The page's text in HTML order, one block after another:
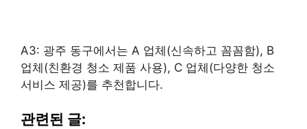
A3: 광주 동구에서는 A 업체(신속하고 꼼꼼함), B
업체(친환경 청소 제품 사용), C 업체(다양한 청소
서비스 제공)를 추천합니다.
관련된 글: